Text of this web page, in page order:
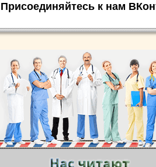
Присоединяйтесь к нам
.